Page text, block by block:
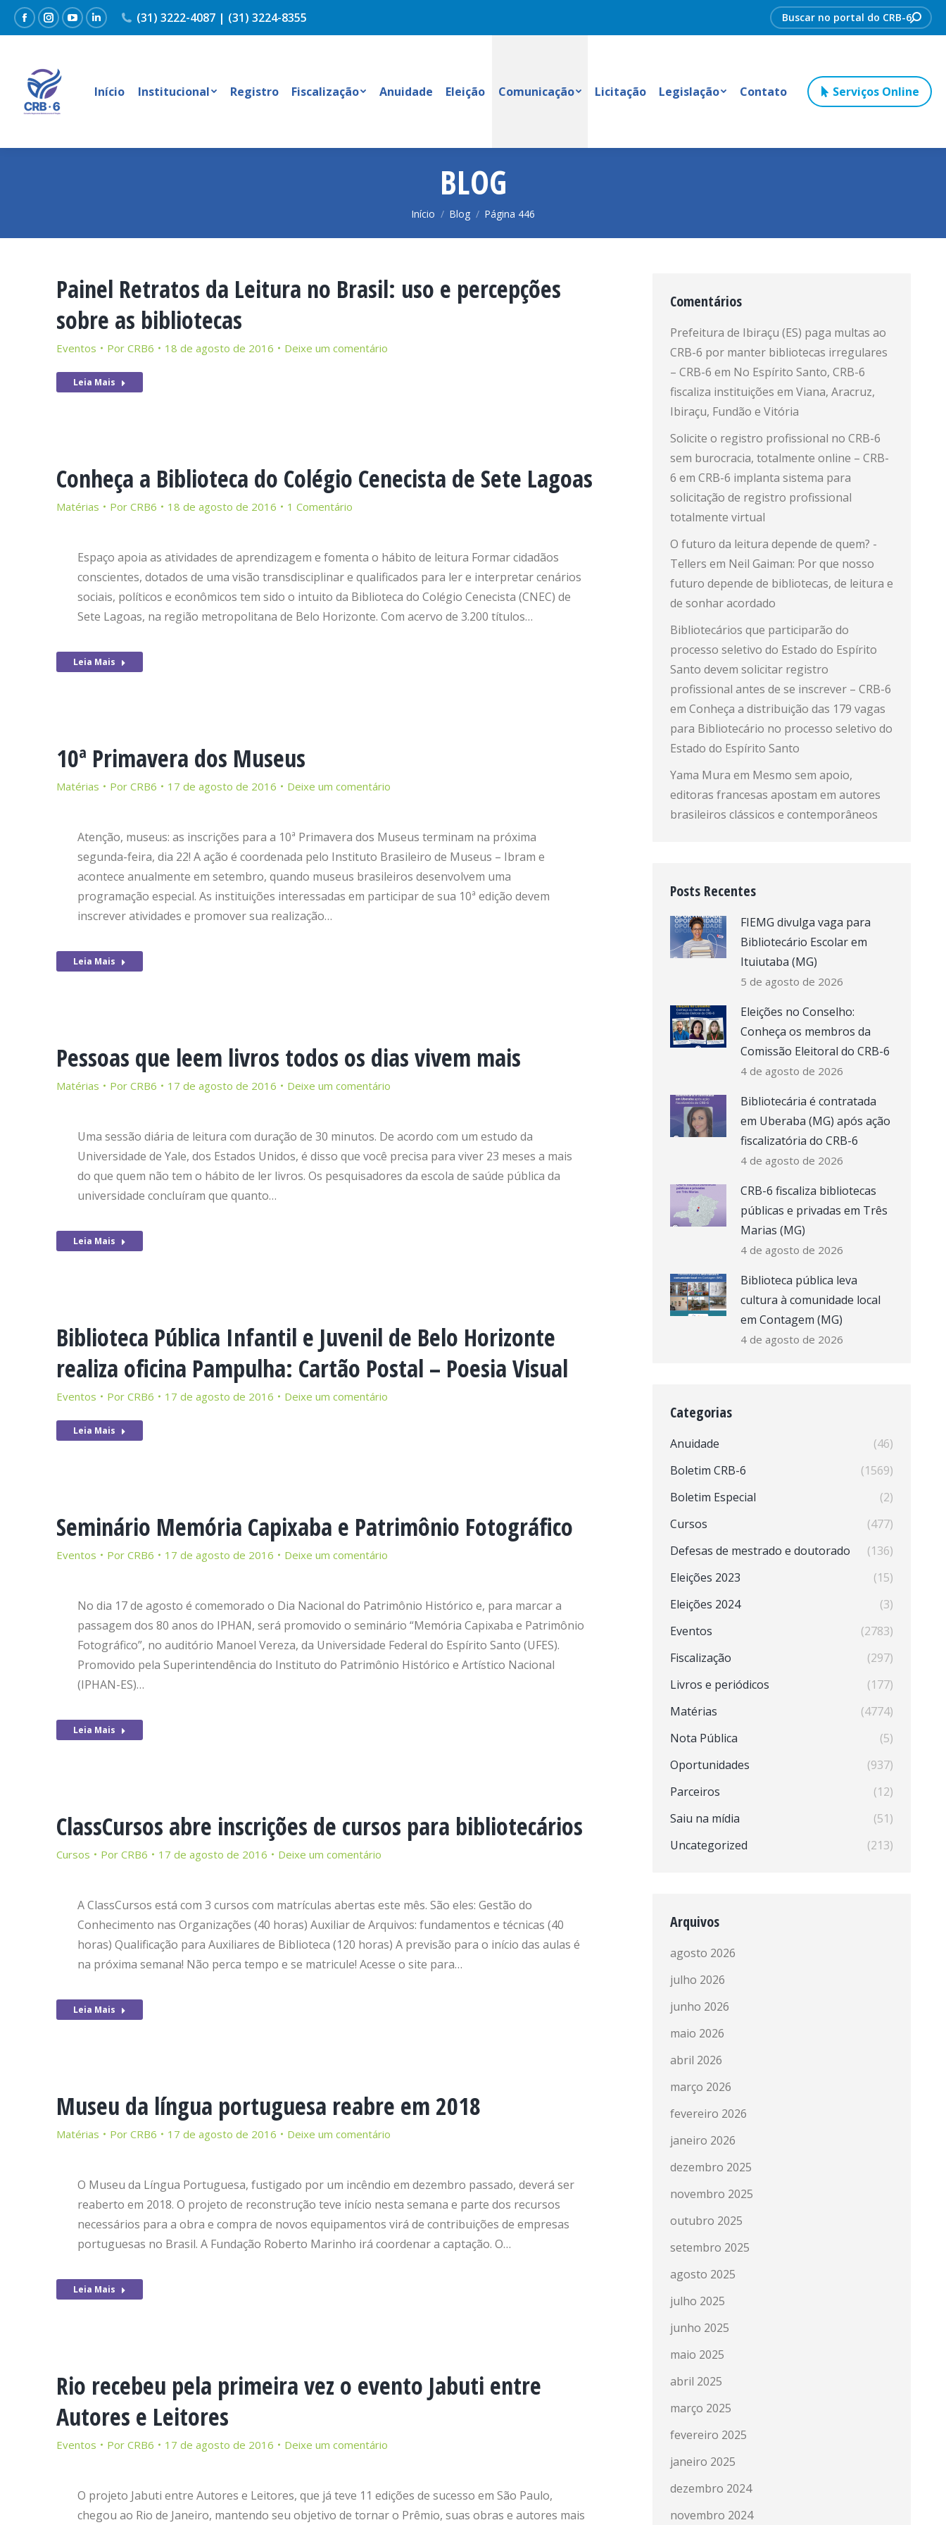
FacebookInstagram
YouTubeLinkedin
(31) 3222-4087 | (31) 3224-8355 Search:
Início Institucional Registro Fiscalização Anuidade Eleição Comunicação Licitação Legislação Contato Serviços Online
BLOG
Você está aqui:
Início Blog Página 446
Painel Retratos da Leitura no Brasil: uso e percepções
sobre as bibliotecas
Eventos Por CRB6 18 de agosto de 2016 Deixe um comentário
Leia Mais
Conheça a Biblioteca do Colégio Cenecista de Sete Lagoas
Matérias Por CRB6 18 de agosto de 2016 1 Comentário
Espaço apoia as atividades de aprendizagem e fomenta o hábito de leitura Formar cidadãos
conscientes, dotados de uma visão transdisciplinar e qualificados para ler e interpretar cenários
sociais, políticos e econômicos tem sido o intuito da Biblioteca do Colégio Cenecista (CNEC) de
Sete Lagoas, na região metropolitana de Belo Horizonte. Com acervo de 3.200 títulos…
Leia Mais
10ª Primavera dos Museus
Matérias Por CRB6 17 de agosto de 2016 Deixe um comentário
Atenção, museus: as inscrições para a 10ª Primavera dos Museus terminam na próxima
segunda-feira, dia 22! A ação é coordenada pelo Instituto Brasileiro de Museus – Ibram e
acontece anualmente em setembro, quando museus brasileiros desenvolvem uma
programação especial. As instituições interessadas em participar de sua 10ª edição devem
inscrever atividades e promover sua realização…
Leia Mais
Pessoas que leem livros todos os dias vivem mais
Matérias Por CRB6 17 de agosto de 2016 Deixe um comentário
Uma sessão diária de leitura com duração de 30 minutos. De acordo com um estudo da
Universidade de Yale, dos Estados Unidos, é disso que você precisa para viver 23 meses a mais
do que quem não tem o hábito de ler livros. Os pesquisadores da escola de saúde pública da
universidade concluíram que quanto…
Leia Mais
Biblioteca Pública Infantil e Juvenil de Belo Horizonte
realiza oficina Pampulha: Cartão Postal – Poesia Visual
Eventos Por CRB6 17 de agosto de 2016 Deixe um comentário
Leia Mais
Seminário Memória Capixaba e Patrimônio Fotográfico
Eventos Por CRB6 17 de agosto de 2016 Deixe um comentário
No dia 17 de agosto é comemorado o Dia Nacional do Patrimônio Histórico e, para marcar a
passagem dos 80 anos do IPHAN, será promovido o seminário “Memória Capixaba e Patrimônio
Fotográfico”, no auditório Manoel Vereza, da Universidade Federal do Espírito Santo (UFES).
Promovido pela Superintendência do Instituto do Patrimônio Histórico e Artístico Nacional
(IPHAN-ES)…
Leia Mais
ClassCursos abre inscrições de cursos para bibliotecários
Cursos Por CRB6 17 de agosto de 2016 Deixe um comentário
A ClassCursos está com 3 cursos com matrículas abertas este mês. São eles: Gestão do
Conhecimento nas Organizações (40 horas) Auxiliar de Arquivos: fundamentos e técnicas (40
horas) Qualificação para Auxiliares de Biblioteca (120 horas) A previsão para o início das aulas é
na próxima semana! Não perca tempo e se matricule! Acesse o site para…
Leia Mais
Museu da língua portuguesa reabre em 2018
Matérias Por CRB6 17 de agosto de 2016 Deixe um comentário
O Museu da Língua Portuguesa, fustigado por um incêndio em dezembro passado, deverá ser
reaberto em 2018. O projeto de reconstrução teve início nesta semana e parte dos recursos
necessários para a obra e compra de novos equipamentos virá de contribuições de empresas
portuguesas no Brasil. A Fundação Roberto Marinho irá coordenar a captação. O…
Leia Mais
Rio recebeu pela primeira vez o evento Jabuti entre
Autores e Leitores
Eventos Por CRB6 17 de agosto de 2016 Deixe um comentário
O projeto Jabuti entre Autores e Leitores, que já teve 11 edições de sucesso em São Paulo,
chegou ao Rio de Janeiro, mantendo seu objetivo de tornar o Prêmio, suas obras e autores mais
Comentários
Prefeitura de Ibiraçu (ES) paga multas ao
CRB-6 por manter bibliotecas irregulares
– CRB-6 em No Espírito Santo, CRB-6
fiscaliza instituições em Viana, Aracruz,
Ibiraçu, Fundão e Vitória
Solicite o registro profissional no CRB-6
sem burocracia, totalmente online – CRB-
6 em CRB-6 implanta sistema para
solicitação de registro profissional
totalmente virtual
O futuro da leitura depende de quem? -
Tellers em Neil Gaiman: Por que nosso
futuro depende de bibliotecas, de leitura e
de sonhar acordado
Bibliotecários que participarão do
processo seletivo do Estado do Espírito
Santo devem solicitar registro
profissional antes de se inscrever – CRB-6
em Conheça a distribuição das 179 vagas
para Bibliotecário no processo seletivo do
Estado do Espírito Santo
Yama Mura em Mesmo sem apoio,
editoras francesas apostam em autores
brasileiros clássicos e contemporâneos
Posts Recentes
FIEMG divulga vaga para
Bibliotecário Escolar em
Ituiutaba (MG)
5 de agosto de 2026
Eleições no Conselho:
Conheça os membros da
Comissão Eleitoral do CRB-6
4 de agosto de 2026
Bibliotecária é contratada
em Uberaba (MG) após ação
fiscalizatória do CRB-6
4 de agosto de 2026
CRB-6 fiscaliza bibliotecas
públicas e privadas em Três
Marias (MG)
4 de agosto de 2026
Biblioteca pública leva
cultura à comunidade local
em Contagem (MG)
4 de agosto de 2026
Categorias
Anuidade
(46)
Boletim CRB-6
(1569)
Boletim Especial
(2)
Cursos
(477)
Defesas de mestrado e doutorado
(136)
Eleições 2023
(15)
Eleições 2024
(3)
Eventos
(2783)
Fiscalização
(297)
Livros e periódicos
(177)
Matérias
(4774)
Nota Pública
(5)
Oportunidades
(937)
Parceiros
(12)
Saiu na mídia
(51)
Uncategorized
(213)
Arquivos
agosto 2026
julho 2026
junho 2026
maio 2026
abril 2026
março 2026
fevereiro 2026
janeiro 2026
dezembro 2025
novembro 2025
outubro 2025
setembro 2025
agosto 2025
julho 2025
junho 2025
maio 2025
abril 2025
março 2025
fevereiro 2025
janeiro 2025
dezembro 2024
novembro 2024